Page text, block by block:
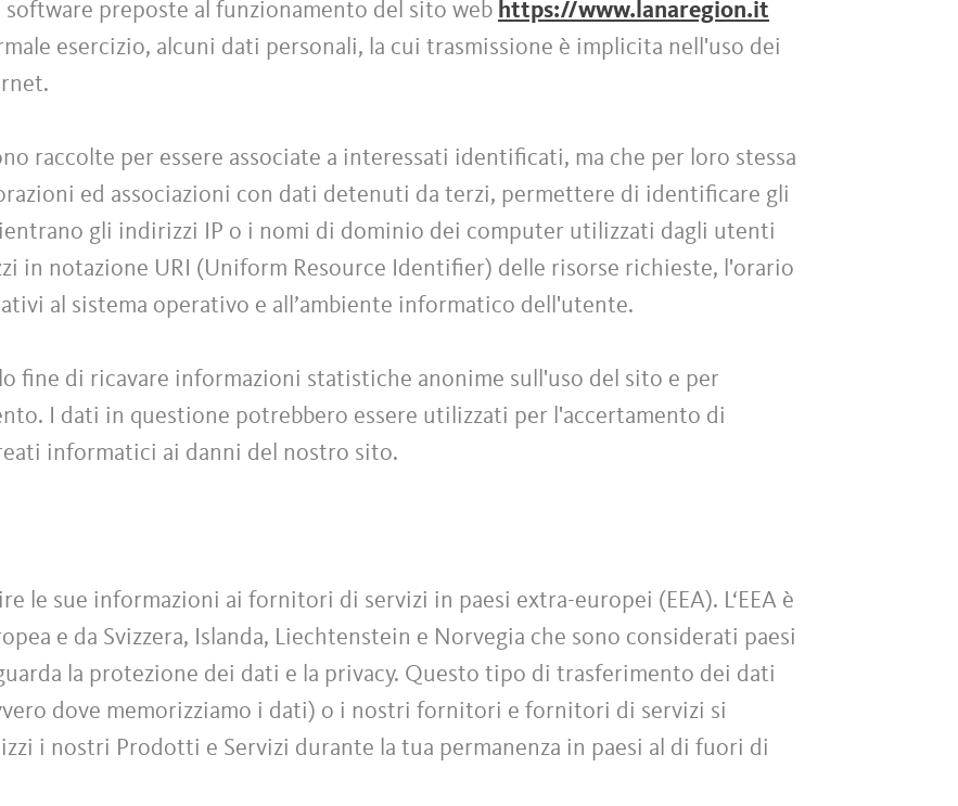
preposte al funzionamento del sito web https://www.lanaregion.it
esercizio, alcuni dati personali, la cui trasmissione è implicita nell'uso dei
raccolte per essere associate a interessati identificati, ma che per loro stessa
ed associazioni con dati detenuti da terzi, permettere di identificare gli
gli indirizzi IP o i nomi di dominio dei computer utilizzati dagli utenti
in notazione URI (Uniform Resource Identifier) delle risorse richieste, l'orario
al sistema operativo e all’ambiente informatico dell'utente.
fine di ricavare informazioni statistiche anonime sull'uso del sito e per
I dati in questione potrebbero essere utilizzati per l'accertamento di
informatici ai danni del nostro sito.
le sue informazioni ai fornitori di servizi in paesi extra-europei (EEA). L‘EEA è
e da Svizzera, Islanda, Liechtenstein e Norvegia che sono considerati paesi
la protezione dei dati e la privacy. Questo tipo di trasferimento dei dati
dove memorizziamo i dati) o i nostri fornitori e fornitori di servizi si
i nostri Prodotti e Servizi durante la tua permanenza in paesi al di fuori di